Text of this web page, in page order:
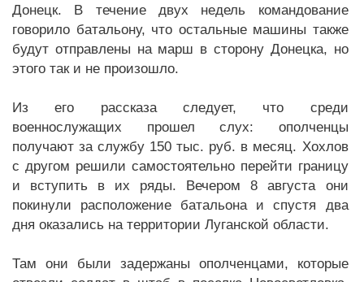
Донецк. В течение двух недель командование
говорило батальону, что остальные машины также
будут отправлены на марш в сторону Донецка, но
этого так и не произошло.
Из его рассказа следует, что среди
военнослужащих прошел слух: ополченцы
получают за службу 150 тыс. руб. в месяц. Хохлов
с другом решили самостоятельно перейти границу
и вступить в их ряды. Вечером 8 августа они
покинули расположение батальона и спустя два
дня оказались на территории Луганской области.
Там они были задержаны ополченцами, которые